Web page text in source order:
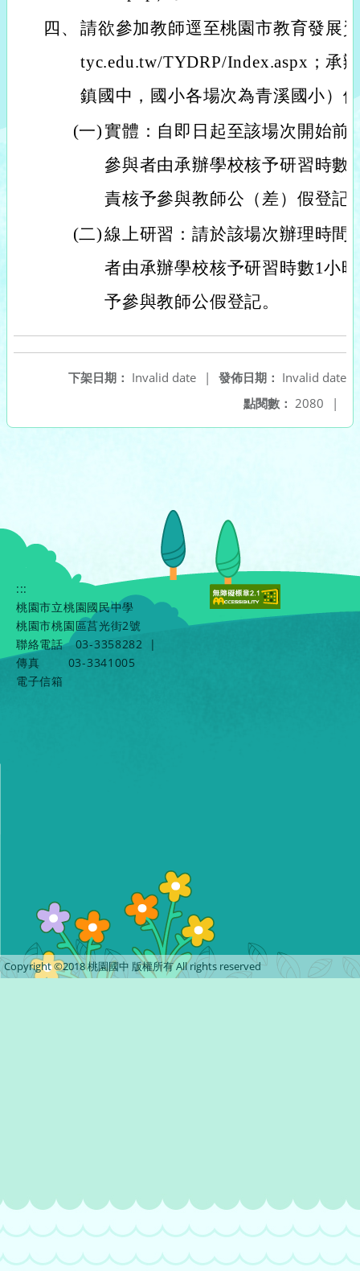
四、 請欲參加教師逕至桃園市教育發展
tyc.edu.tw/TYDRP/Index.aspx；承
鎮國中，國小各場次為青溪國小）
(一)實體：自即日起至該場次開始前
參與者由承辦學校核予研習時數
責核予參與教師公（差）假登記
(二)線上研習：請於該場次辦理時間
者由承辦學校核予研習時數1小
予參與教師公假登記。
發佈日期： Invalid date
下架日期： Invalid date
|
點閱數： 2080 |
:::
桃園市立桃園國民中學
桃園市桃園區莒光街2號
聯絡電話
03-3358282
|
傳真
03-3341005
電子信箱
Copyright ©2018 桃園國中 版權所有 All rights reserved